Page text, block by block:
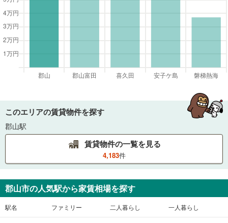
このエリアの賃貸物件を探す
郡山駅
賃貸物件の一覧を見る
4,183件
郡山市の人気駅から家賃相場を探す
駅名 ファミリー 二人暮らし 一人暮らし